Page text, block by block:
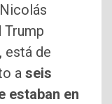
Trump
, está de
a seis
estaban en